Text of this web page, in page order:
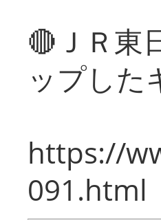
🔴ＪＲ東
ップした
https://
091.html